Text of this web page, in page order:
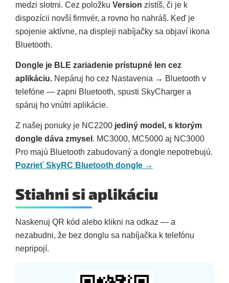
medzi slotmi. Cez položku Version zistíš, či je k
dispozícii novší firmvér, a rovno ho nahráš. Keď je
spojenie aktívne, na displeji nabíjačky sa objaví ikona
Bluetooth.
Dongle je BLE zariadenie prístupné len cez
aplikáciu. Nepáruj ho cez Nastavenia → Bluetooth v
telefóne — zapni Bluetooth, spusti SkyCharger a
spáruj ho vnútri aplikácie.
Z našej ponuky je NC2200 jediný model, s ktorým
dongle dáva zmysel . MC3000, MC5000 aj NC3000
Pro majú Bluetooth zabudovaný a dongle nepotrebujú.
Pozrieť SkyRC Bluetooth dongle →
Stiahni si aplikáciu
Naskenuj QR kód alebo klikni na odkaz — a
nezabudni, že bez donglu sa nabíjačka k telefónu
nepripojí.